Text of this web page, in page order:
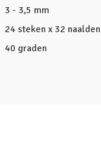
3 - 3,5 mm
24 steken x 32 naalden
40 graden